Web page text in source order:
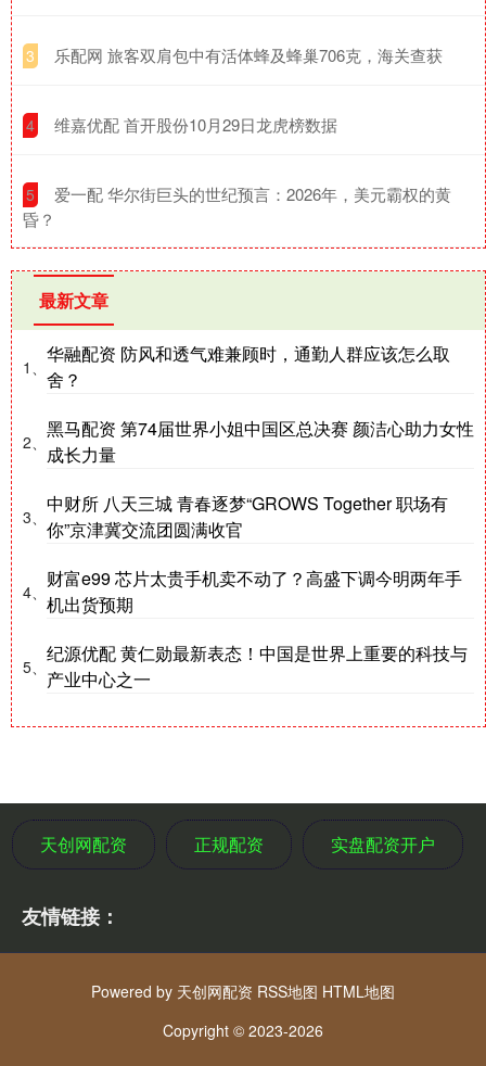
3 ​乐配网 旅客双肩包中有活体蜂及蜂巢706克，海关查获
4 ​维嘉优配 首开股份10月29日龙虎榜数据
5
​爱一配 华尔街巨头的世纪预言：2026年，美元霸权的黄
昏？
最新文章
1、
华融配资 防风和透气难兼顾时，通勤人群应该怎么取
舍？
2、
黑马配资 第74届世界小姐中国区总决赛 颜洁心助力女性
成长力量
3、
中财所 八天三城 青春逐梦“GROWS Together 职场有
你”京津冀交流团圆满收官
4、
财富e99 芯片太贵手机卖不动了？高盛下调今明两年手
机出货预期
5、
纪源优配 黄仁勋最新表态！中国是世界上重要的科技与
产业中心之一
天创网配资 正规配资 实盘配资开户
友情链接：
Powered by 天创网配资 RSS地图 HTML地图
Copyright © 2023-2026